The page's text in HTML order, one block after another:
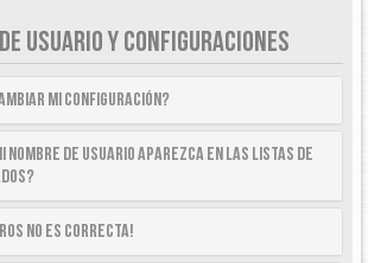
USUARIO Y CONFIGURACIONES
mi configuración?
nombre de usuario aparezca en las listas de
no es correcta!